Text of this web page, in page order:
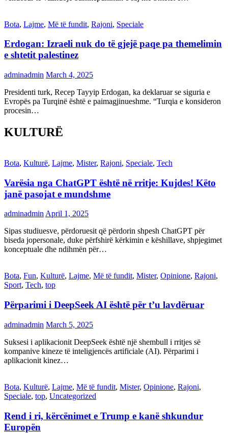
Bota, Lajme, Më të fundit, Rajoni, Speciale
Erdogan: Izraeli nuk do të gjejë paqe pa themelimin
e shtetit palestinez
adminadmin March 4, 2025
Presidenti turk, Recep Tayyip Erdogan, ka deklaruar se siguria e
Evropës pa Turqinë është e paimagjinueshme. “Turqia e konsideron
procesin…
KULTURË
Bota, Kulturë, Lajme, Mister, Rajoni, Speciale, Tech
Varësia nga ChatGPT është në rritje: Kujdes! Këto
janë pasojat e mundshme
adminadmin April 1, 2025
Sipas studiuesve, përdoruesit që përdorin shpesh ChatGPT për
biseda jopersonale, duke përfshirë kërkimin e këshillave, shpjegimet
konceptuale dhe ndihmën për…
Bota, Fun, Kulturë, Lajme, Më të fundit, Mister, Opinione, Rajoni,
Sport, Tech, top
Përparimi i DeepSeek AI është për t’u lavdëruar
adminadmin March 5, 2025
Suksesi i aplikacionit DeepSeek është një shembull i rritjes së
kompanive kineze të inteligjencës artificiale (AI). Përparimi i
aplikacionit kinez…
Bota, Kulturë, Lajme, Më të fundit, Mister, Opinione, Rajoni,
Speciale, top, Uncategorized
Rend i ri, kërcënimet e Trump e kanë shkundur
Europën